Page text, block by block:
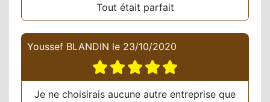
Tout était parfait
Youssef BLANDIN le 23/10/2020
Je ne choisirais aucune autre entreprise que